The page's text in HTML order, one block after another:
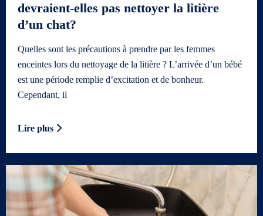
devraient-elles pas nettoyer la litière
d’un chat?
Quelles sont les précautions à prendre par les femmes
enceintes lors du nettoyage de la litière ? L’arrivée d’un bébé
est une période remplie d’excitation et de bonheur.
Cependant, il
Lire plus